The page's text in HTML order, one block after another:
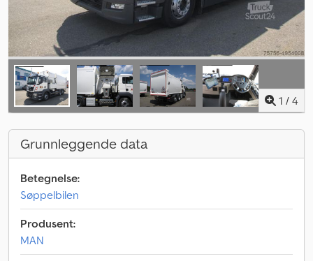
1 / 4
Grunnleggende data
Betegnelse:
Søppelbilen
Produsent:
MAN